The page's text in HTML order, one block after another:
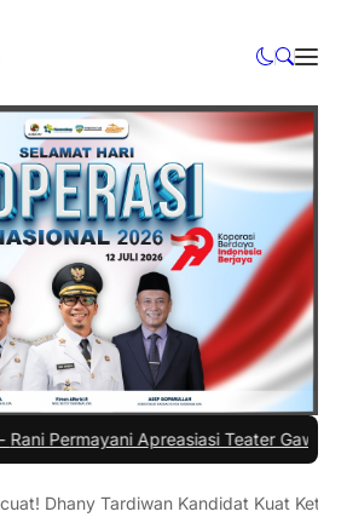
Apreasiasi Teater Gawe SMKN 3
Dhany Tardiwan Kandidat Kuat